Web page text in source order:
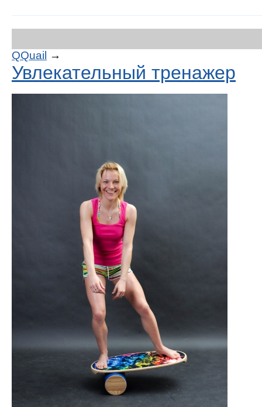
QQuail →
Увлекательный тренажер